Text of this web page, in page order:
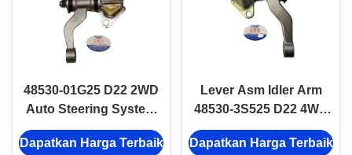
48530-01G25 D22 2WD
Auto Steering System
Bagian Lever Asm Idler
Arm assembly
Dapatkan Harga Terbaik
Lever Asm Idler Arm
48530-3S525 D22 4WD
Auto Steering System
Bagian mesin
Dapatkan Harga Terbaik